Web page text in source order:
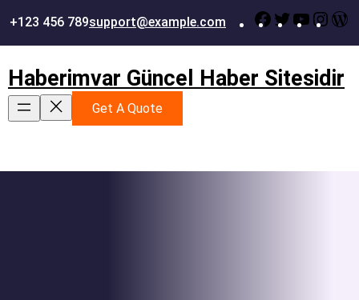
+123 456 789support@example.com Facebook
Twitter
Haberimvar Güncel Haber Sitesidir
Get A Quote